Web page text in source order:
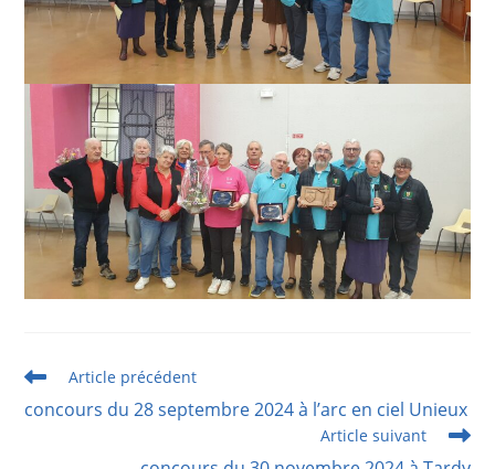
Read
articles
Article précédent
concours du 28 septembre 2024 à l’arc en ciel Unieux
Article suivant